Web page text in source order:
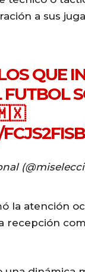
a sus
QUE
la atención
recepción